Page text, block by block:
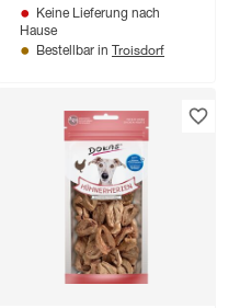
Keine Lieferung nach
Hause
Bestellbar in Troisdorf